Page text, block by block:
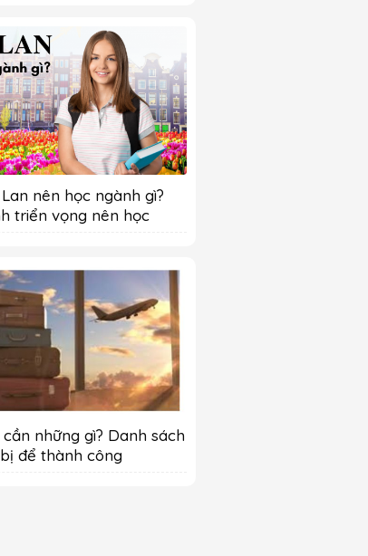
nên học ngành gì?
triển vọng nên học
những gì? Danh sách
để thành công